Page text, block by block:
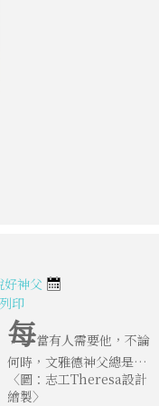
好神父
列印
每當有人需要他，不論
何時，文雅德神父總是…
〈圖：志工Theresa設計
繪製〉